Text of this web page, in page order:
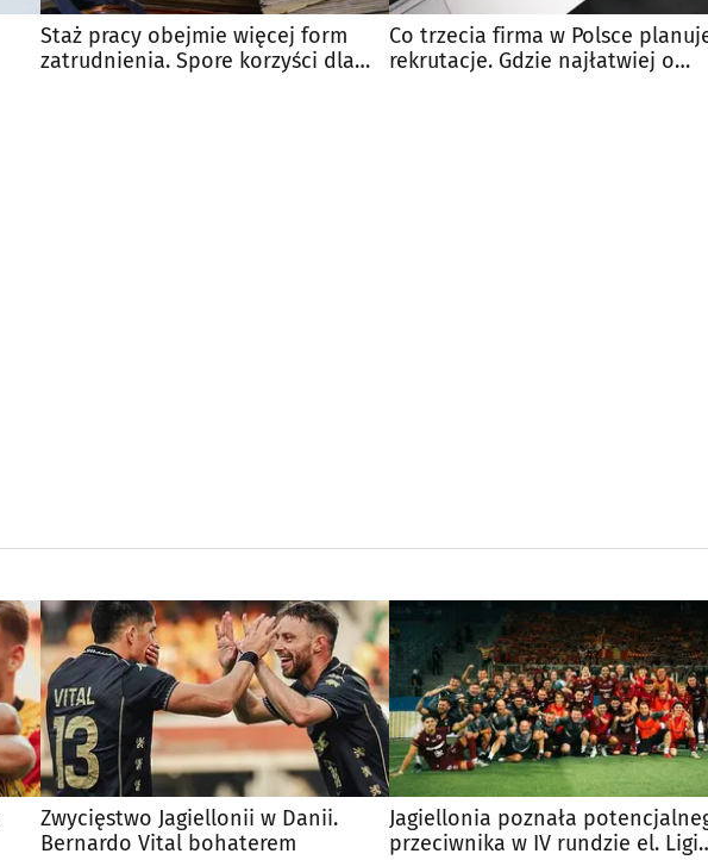
Staż pracy obejmie więcej form
zatrudnienia. Spore korzyści dla
Co trzecia firma w Polsce
rekrutacje. Gdzie najłatwiej o
Zwycięstwo Jagiellonii w Danii.
Bernardo Vital bohaterem
Jagiellonia poznała
przeciwnika w IV rundzie el. Ligi